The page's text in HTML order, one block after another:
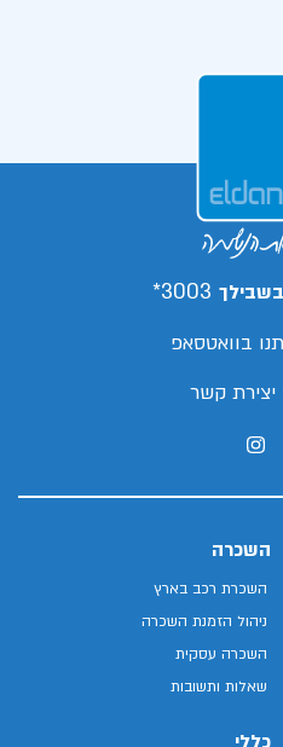
בשבילך 3003*
בוואטסאפ
יצירת קשר
השכרה
השכרת רכב בארץ
ניהול הזמנת השכרה
השכרה עסקית
שאלות ותשובות
כללי